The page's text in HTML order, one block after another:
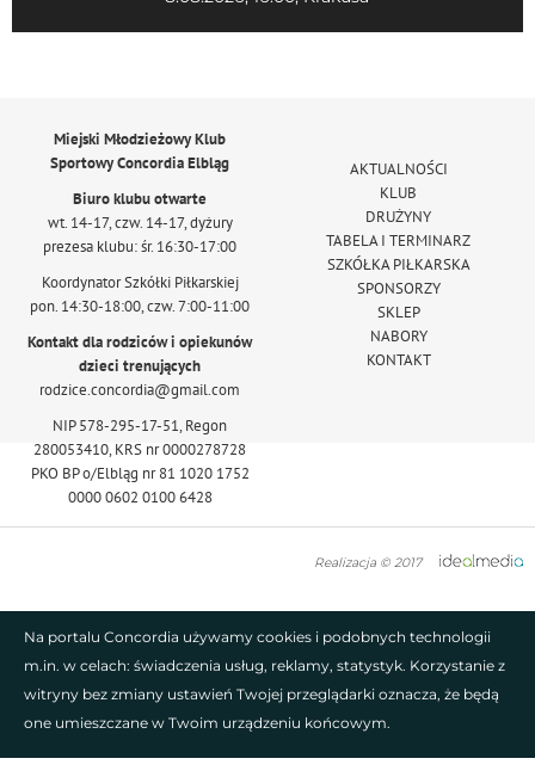
Miejski Młodzieżowy Klub
Sportowy Concordia Elbląg
Biuro klubu otwarte
wt. 14-17, czw. 14-17, dyżury
prezesa klubu: śr. 16:30-17:00
Koordynator Szkółki Piłkarskiej
pon. 14:30-18:00, czw. 7:00-11:00
Kontakt dla rodziców i opiekunów
dzieci trenujących
rodzice.concordia@gmail.com
NIP 578-295-17-51, Regon
280053410, KRS nr 0000278728
PKO BP o/Elbląg nr 81 1020 1752
0000 0602 0100 6428
AKTUALNOŚCI
KLUB
DRUŻYNY
TABELA I TERMINARZ
SZKÓŁKA PIŁKARSKA
SPONSORZY
SKLEP
NABORY
KONTAKT
Realizacja © 2017
Na portalu Concordia używamy cookies i podobnych technologii
m.in. w celach: świadczenia usług, reklamy, statystyk. Korzystanie z
witryny bez zmiany ustawień Twojej przeglądarki oznacza, że będą
one umieszczane w Twoim urządzeniu końcowym.